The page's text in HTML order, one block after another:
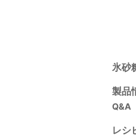
氷砂
製品
Q&A
レシ